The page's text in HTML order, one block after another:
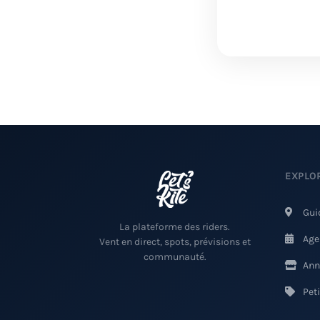
La plateforme des riders.
Vent en direct, spots, prévisions et
communauté.